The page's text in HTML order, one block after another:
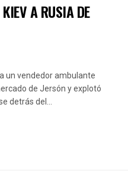
A RUSIA DE
un vendedor ambulante
de Jersón y explotó
detrás del...